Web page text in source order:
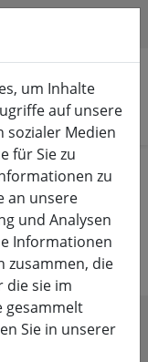
Leuchten
um Inhalte
auf unsere
sozialer Medien
für Sie zu
zu
an unsere
und Analysen
Informationen
zusammen, die
die sie im
gesammelt
Sie in unserer